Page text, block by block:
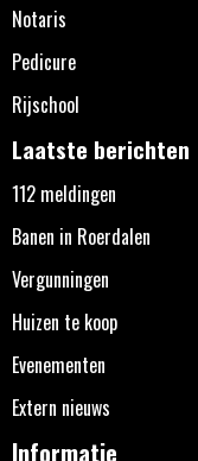
Notaris
Pedicure
Rijschool
Laatste berichten
112 meldingen
Banen in Roerdalen
Vergunningen
Huizen te koop
Evenementen
Extern nieuws
Informatie